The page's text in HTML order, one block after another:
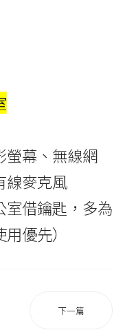
螢幕、無線網
線麥克風
室借鑰匙，多為
優先）
下一篇